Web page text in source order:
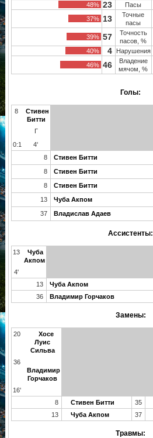
48% 23 Пасы
37% 13
Точные
пасы
39% 57
Точность
пасов, %
40%
4 Нарушения
46% 46
Владение
мячом, %
Голы:
8
Стивен
Битти
Г
0:1
4'
8
Стивен Битти
8
Стивен Битти
8
Стивен Битти
13
Чуба Акпом
37
Владислав Адаев
Ассистенты:
13
Чуба
Акпом
4'
13
Чуба Акпом
36
Владимир Горчаков
Замены:
20
Хосе
Луис
Сильва
36
Владимир
Горчаков
16'
8
Стивен Битти 35
13
Чуба Акпом 37
Травмы: